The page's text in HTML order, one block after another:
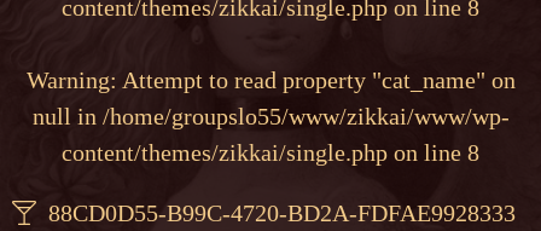
content/themes/zikkai/single.php on line 8
Warning: Attempt to read property "cat_name" on
null in /home/groupslo55/www/zikkai/www/wp-
content/themes/zikkai/single.php on line 8
88CD0D55-B99C-4720-BD2A-FDFAE9928333